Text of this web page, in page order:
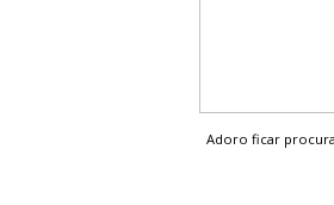
Adoro ficar